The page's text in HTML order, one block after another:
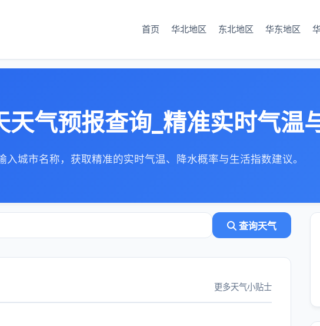
首页 华北地区 东北地区 华东地区
天气预报查询_精准实时气温
入城市名称，获取精准的实时气温、降水概率与生活指数建议。
查询天气
更多天气小贴士